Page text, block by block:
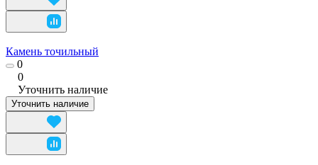
Камень точильный
0
0
Уточнить наличие
Уточнить наличие